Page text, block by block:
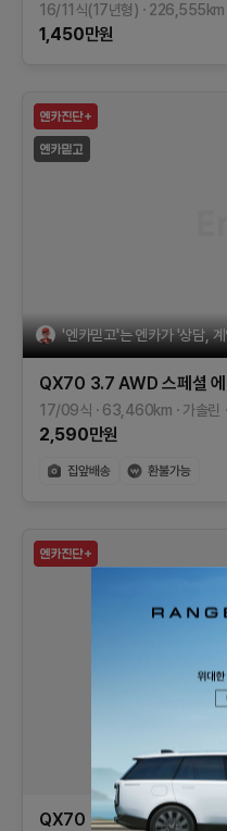
16/11식(17년형) 226,555km
1,450만원
'엔카믿고'는 엔카가 '상담,
QX70 3.7 AWD 스페셜 에
17/09식 63,460km 가솔린
2,590만원
QX70 3.7 AWD 스페셜